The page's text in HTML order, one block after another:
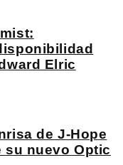
Elric
de J-Hope
su nuevo Optic